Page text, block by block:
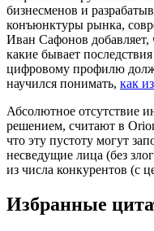
бизнесменов и
конъюнктуры рынка,
Иван Сафонов добавляет,
какие бывает
цифровому профилю
научился понимать, как
Абсолютное отсутствие
решением, считают в
что эту пустоту могут
несведущие лица (без
из числа конкурентов (с
Избранные